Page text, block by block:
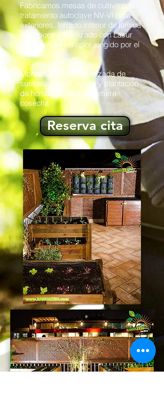
Fabricamos mesas de cultivo con
tratamiento autoclave NV-VI para
exteriores, forrado interior de lámina
anti-raíces y barnizado con Lasur
3xAccion con el color elegido por el
cliente.
Montaje, mezcla optimizada de
sustrato para el cultivo y plantación
de hortalizas para la primera
cosecha.
Reserva cita